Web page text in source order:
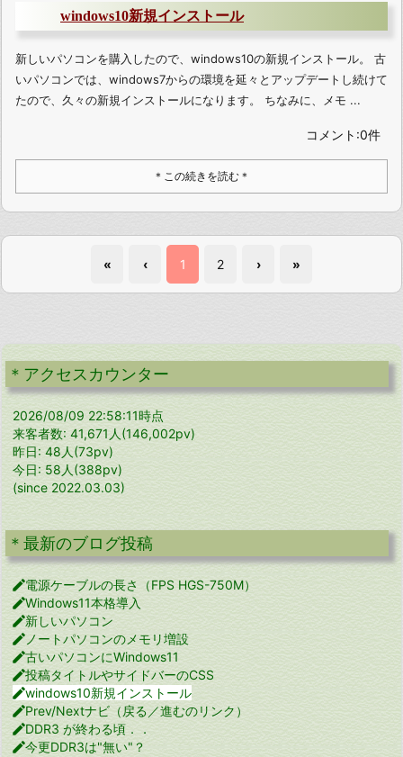
windows10新規インストール
新しいパソコンを購入したので、windows10の新規インストール。 古
いパソコンでは、windows7からの環境を延々とアップデートし続けて
たので、久々の新規インストールになります。 ちなみに、メモ ...
コメント:0件
＊この続きを読む＊
« ‹ 1 2 › »
＊アクセスカウンター
2026/08/09 22:58:11時点
来客者数: 41,671人(146,002pv)
昨日: 48人(73pv)
今日: 58人(388pv)
(since 2022.03.03)
＊最新のブログ投稿
電源ケーブルの長さ（FPS HGS-750M）
Windows11本格導入
新しいパソコン
 ノートパソコンのメモリ増設
古いパソコンにWindows11
投稿タイトルやサイドバーのCSS
windows10新規インストール
Prev/Nextナビ（戻る／進むのリンク）
DDR3 が終わる頃．．
今更DDR3は"無い"？